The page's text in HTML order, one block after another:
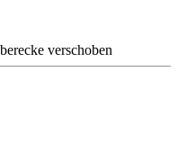
verschoben